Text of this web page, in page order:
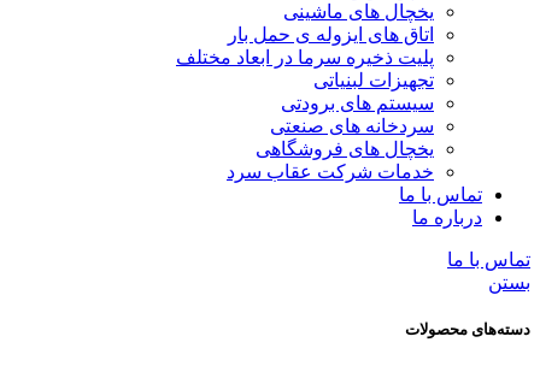
یخچال های ماشینی
اتاق های ایزوله ی حمل بار
پلیت ذخیره سرما در ابعاد مختلف
تجهیزات لبنیاتی
سیستم های برودتی
سردخانه های صنعتی
یخچال های فروشگاهی
خدمات شرکت عقاب سرد
تماس با ما
درباره ما
تماس با ما
بستن
دسته‌های محصولات